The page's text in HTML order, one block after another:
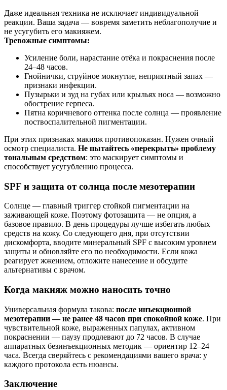
Даже идеальная техника не исключает индивидуальной
реакции. Ваша задача — вовремя заметить неблагополучие и
не усугубить его макияжем.
Тревожные симптомы:
Усиление боли, нарастание отёка и покраснения после
24–48 часов.
Гнойнички, струйное мокнутие, неприятный запах —
признаки инфекции.
Пузырьки и зуд на губах или крыльях носа — возможно
обострение герпеса.
Пятна коричневого оттенка после солнца — проявление
поствоспалительной пигментации.
При этих признаках макияж противопоказан. Нужен очный
осмотр специалиста. Не пытайтесь «перекрыть» проблему
тональным средством: это маскирует симптомы и
способствует усугублению процесса.
SPF и защита от солнца после мезотерапии
Солнце — главный триггер стойкой пигментации на
заживающей коже. Поэтому фотозащита — не опция, а
базовое правило. В день процедуры лучше избегать любых
средств на кожу. Со следующего дня, при отсутствии
дискомфорта, вводите минеральный SPF с высоким уровнем
защиты и обновляйте его по необходимости. Если кожа
реагирует жжением, отложите нанесение и обсудите
альтернативы с врачом.
Когда макияж можно наносить точно
Универсальная формула такова: после инъекционной
мезотерапии — не ранее 48 часов при спокойной коже. При
чувствительной коже, выраженных папулах, активном
покраснении — паузу продлевают до 72 часов. В случае
аппаратных безинъекционных методик — ориентир 12–24
часа. Всегда сверяйтесь с рекомендациями вашего врача: у
каждого протокола есть нюансы.
Заключение